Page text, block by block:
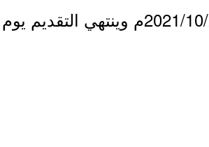
- التقديم مُتاح الآن بدأ اليوم الأحد بتاريخ 1443/03/18هـ الموافق 2021/10/24م وينتهي التقديم يوم